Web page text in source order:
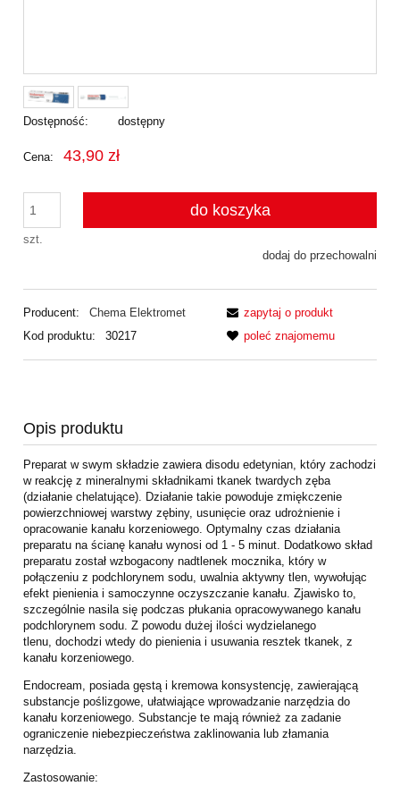
Dostępność: dostępny
Cena: 43,90 zł
szt.
do koszyka
dodaj do przechowalni
Producent:
Chema Elektromet
Kod produktu:
30217
zapytaj o produkt
poleć znajomemu
Opis produktu
Preparat w swym składzie zawiera disodu edetynian, który zachodzi
w reakcję z mineralnymi składnikami tkanek twardych zęba
(działanie chelatujące). Działanie takie powoduje zmiękczenie
powierzchniowej warstwy zębiny, usunięcie oraz udrożnienie i
opracowanie kanału korzeniowego. Optymalny czas działania
preparatu na ścianę kanału wynosi od 1 - 5 minut. Dodatkowo skład
preparatu został wzbogacony nadtlenek mocznika, który w
połączeniu z podchlorynem sodu, uwalnia aktywny tlen, wywołując
efekt pienienia i samoczynne oczyszczanie kanału. Zjawisko to,
szczególnie nasila się podczas płukania opracowywanego kanału
podchlorynem sodu. Z powodu dużej ilości wydzielanego
tlenu, dochodzi wtedy do pienienia i usuwania resztek tkanek, z
kanału korzeniowego.
Endocream, posiada gęstą i kremowa konsystencję, zawierającą
substancje poślizgowe, ułatwiające wprowadzanie narzędzia do
kanału korzeniowego. Substancje te mają również za zadanie
ograniczenie niebezpieczeństwa zaklinowania lub złamania
narzędzia.
Zastosowanie: